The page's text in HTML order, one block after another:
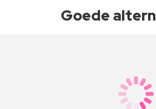
Goede